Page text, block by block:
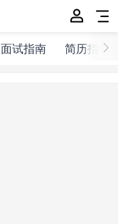
面试指南 简历指导